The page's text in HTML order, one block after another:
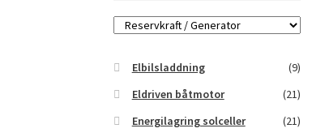
Elbilsladdning
(9)
Eldriven båtmotor
(21)
Energilagring solceller
(21)